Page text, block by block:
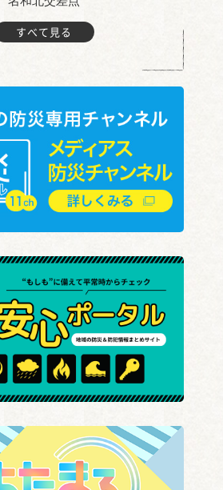
すべて見る